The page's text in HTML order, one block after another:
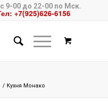
9-00 до 22-00 по Мск.
+7(925)626-6156
/ Кухня Монако